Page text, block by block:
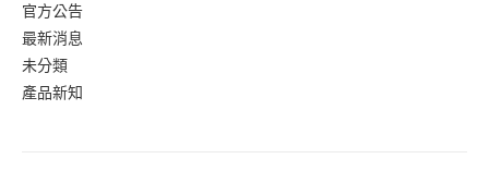
官方公告
最新消息
未分類
產品新知